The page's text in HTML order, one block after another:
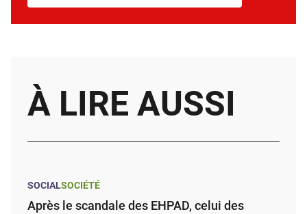
À LIRE AUSSI
SOCIALSOCIÉTÉ
Après le scandale des EHPAD, celui des